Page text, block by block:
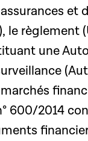
et
le règlement
une
600/2014